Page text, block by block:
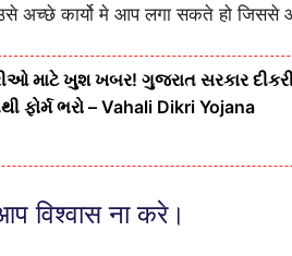
अच्छे कार्यो मे आप लगा सकते हो जिससे
માટે ખુશ ખબર! ગુજરાત સરકાર
ફોર્મ ભરો – Vahali Dikri Yojana
विश्वास ना करे।